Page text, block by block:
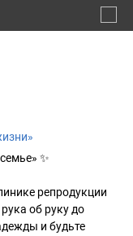
✨
репродукции
об руку до
и будьте